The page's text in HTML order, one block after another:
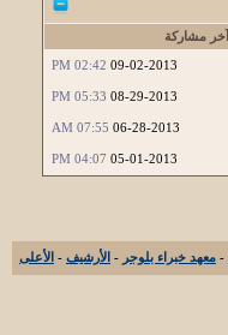
آخر مشاركة
09-02-2013
02:42 PM
08-29-2013
05:33 PM
06-28-2013
07:55 AM
05-01-2013
04:07 PM
- معهد خبراء بلوجر - الأرشيف - الأعلى